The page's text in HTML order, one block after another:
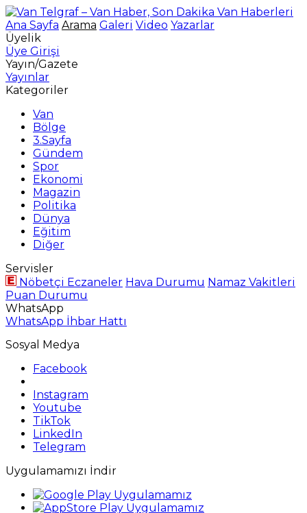
Ana Sayfa Arama Galeri Video Yazarlar
Üyelik
Üye Girişi
Yayın/Gazete
Yayınlar
Kategoriler
Van
Bölge
3.Sayfa
Gündem
Spor
Ekonomi
Magazin
Politika
Dünya
Eğitim
Diğer
Servisler
Nöbetçi Eczaneler Hava Durumu Namaz Vakitleri
Puan Durumu
WhatsApp
WhatsApp İhbar Hattı
Sosyal Medya
Facebook
Instagram
Youtube
TikTok
LinkedIn
Telegram
Uygulamamızı İndir